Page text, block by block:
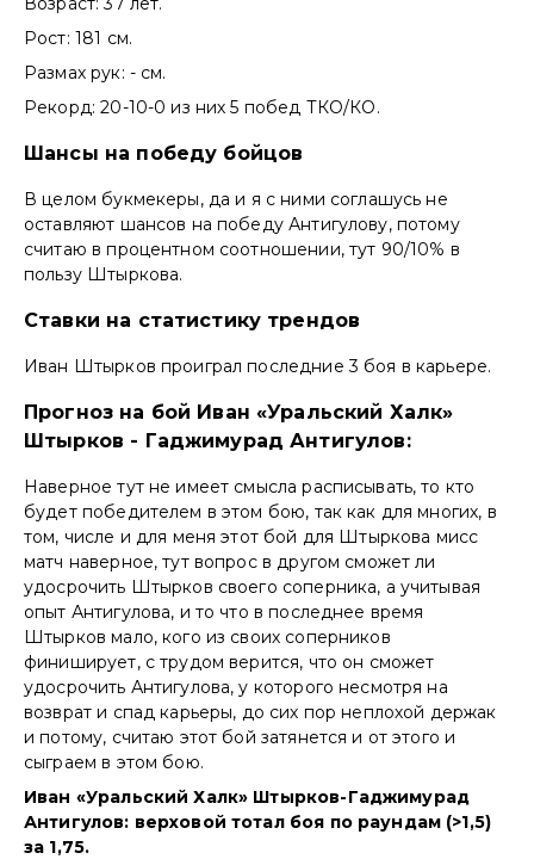
Рост: 181 см.
Размах рук: - см.
Рекорд: 20-10-0 из них 5 побед ТКО/КО.
Шансы на победу бойцов
В целом букмекеры, да и я с ними соглашусь не
оставляют шансов на победу Антигулову, потому
считаю в процентном соотношении, тут 90/10% в
пользу Штыркова.
Ставки на статистику трендов
Иван Штырков проиграл последние 3 боя в карьере.
Прогноз на бой Иван «Уральский Халк»
Штырков - Гаджимурад Антигулов:
Наверное тут не имеет смысла расписывать, то кто
будет победителем в этом бою, так как для многих, в
том, числе и для меня этот бой для Штыркова мисс
матч наверное, тут вопрос в другом сможет ли
удосрочить Штырков своего соперника, а учитывая
опыт Антигулова, и то что в последнее время
Штырков мало, кого из своих соперников
финиширует, с трудом верится, что он сможет
удосрочить Антигулова, у которого несмотря на
возврат и спад карьеры, до сих пор неплохой держак
и потому, считаю этот бой затянется и от этого и
сыграем в этом бою.
Иван «Уральский Халк» Штырков-Гаджимурад
Антигулов: верховой тотал боя по раундам (>1,5)
за 1,75.